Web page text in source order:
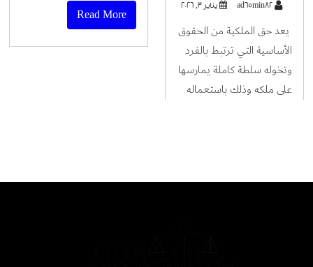
ad65min82 يناير 3, 2026
يعد حق الملكية من الحقوق
الأساسية التي ترتبط بالفرد
وتخوله سلطة كاملة يمارسها
على ملكه وذلك باستعماله
Read More